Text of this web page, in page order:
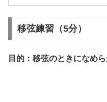
移弦練習（5分）
目的：移弦のときになめ